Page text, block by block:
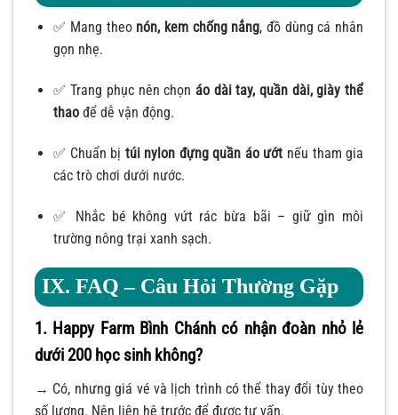
✅ Mang theo nón, kem chống nắng, đồ dùng cá nhân
gọn nhẹ.
✅ Trang phục nên chọn áo dài tay, quần dài, giày thể
thaođể dễ vận động.
✅ Chuẩn bị túi nylon đựng quần áo ướt nếu tham gia
các trò chơi dưới nước.
✅ Nhắc bé không vứt rác bừa bãi – giữ gìn môi
trường nông trại xanh sạch.
IX. FAQ – Câu Hỏi Thường Gặp
1. Happy Farm Bình Chánh có nhận đoàn nhỏ lẻ
dưới 200 học sinh không?
→ Có, nhưng giá vé và lịch trình có thể thay đổi tùy theo
số lượng. Nên liên hệ trước để được tư vấn.